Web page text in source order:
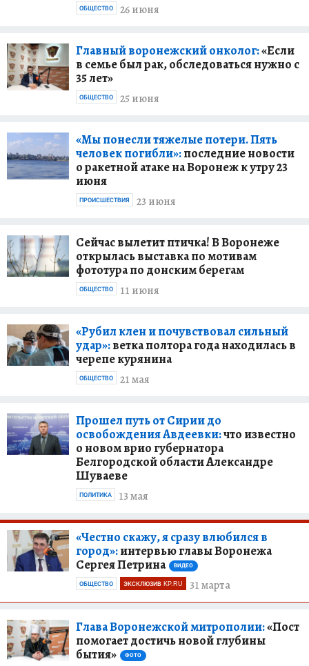
26 июня
ОБЩЕСТВО
Главный воронежский онколог:«Если
в семье был рак, обследоваться нужно с
35 лет»
25 июня
ОБЩЕСТВО
«Мы понесли тяжелые потери. Пять
человек погибли»:последние новости
о ракетной атаке на Воронеж к утру 23
июня
23 июня
ПРОИСШЕСТВИЯ
Сейчас вылетит птичка! В Воронеже
открылась выставка по мотивам
фототура по донским берегам
11 июня
ОБЩЕСТВО
«Рубил клен и почувствовал сильный
удар»:ветка полтора года находилась в
черепе курянина
21 мая
ОБЩЕСТВО
Прошел путь от Сирии до
освобождения Авдеевки:что известно
о новом врио губернатора
Белгородской области Александре
Шуваеве
13 мая
ПОЛИТИКА
«Честно скажу, я сразу влюбился в
город»:интервью главы Воронежа
Сергея Петрина
ВИДЕО
31 марта
ОБЩЕСТВО ЭКСКЛЮЗИВ KP.RU
Глава Воронежской митрополии:«Пост
помогает достичь новой глубины
бытия»
ФОТО